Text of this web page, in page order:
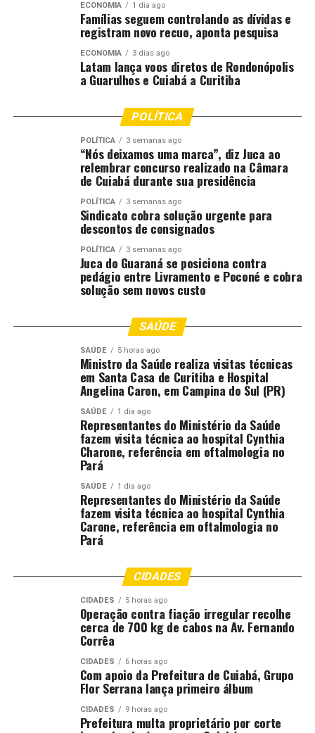
ECONOMIA 1 dia ago
Famílias seguem controlando as dívidas e
registram novo recuo, aponta pesquisa
ECONOMIA 3 dias ago
Latam lança voos diretos de Rondonópolis
a Guarulhos e Cuiabá a Curitiba
POLÍTICA
POLÍTICA 3 semanas ago
“Nós deixamos uma marca”, diz Juca ao
relembrar concurso realizado na Câmara
de Cuiabá durante sua presidência
POLÍTICA 3 semanas ago
Sindicato cobra solução urgente para
descontos de consignados
POLÍTICA 3 semanas ago
Juca do Guaraná se posiciona contra
pedágio entre Livramento e Poconé e cobra
solução sem novos custo
SAÚDE
SAÚDE 5 horas ago
Ministro da Saúde realiza visitas técnicas
em Santa Casa de Curitiba e Hospital
Angelina Caron, em Campina do Sul (PR)
SAÚDE 1 dia ago
Representantes do Ministério da Saúde
fazem visita técnica ao hospital Cynthia
Charone, referência em oftalmologia no
Pará
SAÚDE 1 dia ago
Representantes do Ministério da Saúde
fazem visita técnica ao hospital Cynthia
Carone, referência em oftalmologia no
Pará
CIDADES
CIDADES 5 horas ago
Operação contra fiação irregular recolhe
cerca de 700 kg de cabos na Av. Fernando
Corrêa
CIDADES 6 horas ago
Com apoio da Prefeitura de Cuiabá, Grupo
Flor Serrana lança primeiro álbum
CIDADES 9 horas ago
Prefeitura multa proprietário por corte